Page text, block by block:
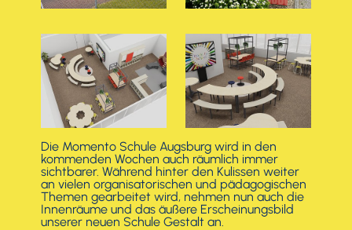
Die Momento Schule Augsburg wird in den
kommenden Wochen auch räumlich immer
sichtbarer. Während hinter den Kulissen weiter
an vielen organisatorischen und pädagogischen
Themen gearbeitet wird, nehmen nun auch die
Innenräume und das äußere Erscheinungsbild
unserer neuen Schule Gestalt an.